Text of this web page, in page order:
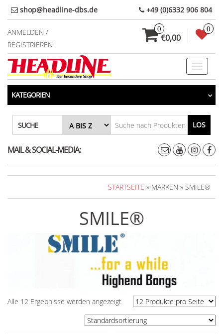
Direkt
zum
Inhalt
shop@headline-dbs.de +49 (0)6332 906 804
ANMELDEN /
REGISTRIEREN
0
€0,00
0
Toggle
KATEGORIEN
SUCHE LOS
MAIL & SOCIAL-MEDIA:
STARTSEITE » MARKEN » SMILE®
SMILE®
Alle 12 Ergebnisse werden angezeigt